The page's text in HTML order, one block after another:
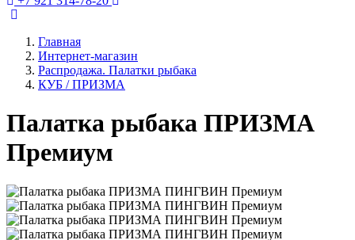
Главная
Интернет-магазин
Распродажа. Палатки рыбака
КУБ / ПРИЗМА
Палатка рыбака ПРИЗМА
Премиум